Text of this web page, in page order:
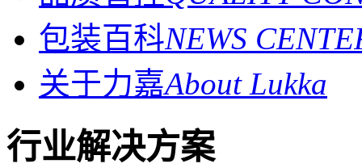
包装百科NEWS
关于力嘉About Lukka
行业解决方案